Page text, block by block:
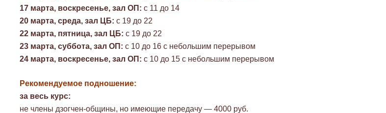
17 марта, воскресенье, зал ОП: с 11 до 14
20 марта, среда, зал ЦБ: с 19 до 22
22 марта, пятница, зал ЦБ: с 19 до 22
23 марта, суббота, зал ОП: с 10 до 16 с небольшим перерывом
24 марта, воскресенье, зал ОП: с 10 до 15 с небольшим перерывом
Рекомендуемое подношение:
за весь курс:
не члены дзогчен-общины, но имеющие передачу — 4000 руб.